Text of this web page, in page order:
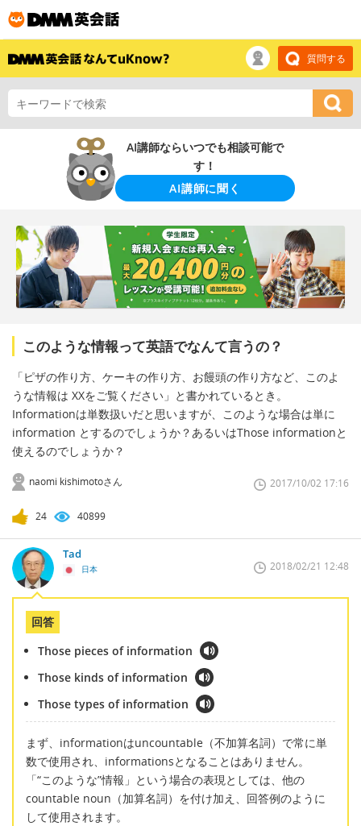
質問する
AI講師ならいつでも相談可能で
す！
AI講師に聞く
このような情報って英語でなんて言うの？
「ピザの作り方、ケーキの作り方、お饅頭の作り方など、このよ
うな情報は XXをご覧ください」と書かれているとき。
Informationは単数扱いだと思いますが、このような場合は単に
information とするのでしょうか？あるいはThose informationと
使えるのでしょうか？
naomi kishimotoさん 2017/10/02 17:16
24 40899
Tad
日本 2018/02/21 12:48
回答
Those pieces of information
Those kinds of information
Those types of information
まず、informationはuncountable（不加算名詞）で常に単
数で使用され、informationsとなることはありません。
「“このような”情報」という場合の表現としては、他の
countable noun（加算名詞）を付け加え、回答例のように
して使用されます。